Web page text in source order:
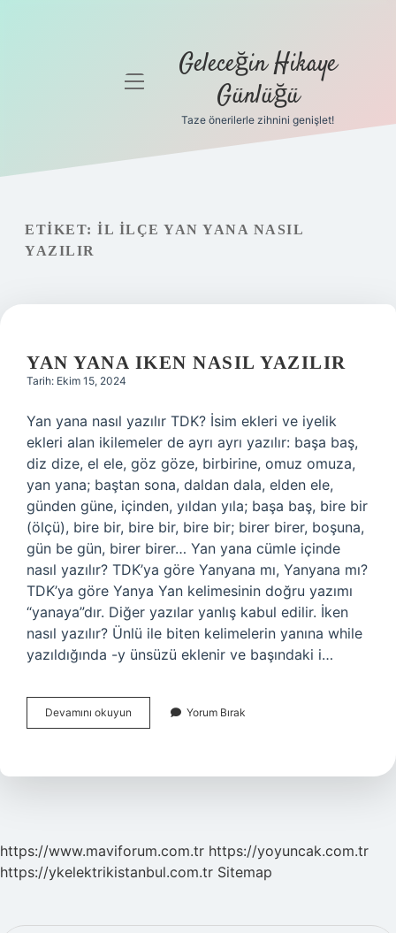
Gizlilik
Yasal Uyarı
menüyü Geleceğin Hikaye
Günlüğü
Taze önerilerle zihnini genişlet!
ETIKET: İL ILÇE YAN YANA NASIL
YAZILIR
YAN YANA IKEN NASIL YAZILIR
Tarih: Ekim 15, 2024
Yan yana nasıl yazılır TDK? İsim ekleri ve iyelik
ekleri alan ikilemeler de ayrı ayrı yazılır: başa baş,
diz dize, el ele, göz göze, birbirine, omuz omuza,
yan yana; baştan sona, daldan dala, elden ele,
günden güne, içinden, yıldan yıla; başa baş, bire bir
(ölçü), bire bir, bire bir, bire bir; birer birer, boşuna,
gün be gün, birer birer… Yan yana cümle içinde
nasıl yazılır? TDK’ya göre Yanyana mı, Yanyana mı?
TDK’ya göre Yanya Yan kelimesinin doğru yazımı
“yanaya”dır. Diğer yazılar yanlış kabul edilir. İken
nasıl yazılır? Ünlü ile biten kelimelerin yanına while
yazıldığında -y ünsüzü eklenir ve başındaki i…
Devamını okuyun
Yana
Yazılır
Yorum Bırak
https://www.maviforum.com.tr https://yoyuncak.com.tr
https://ykelektrikistanbul.com.tr Sitemap